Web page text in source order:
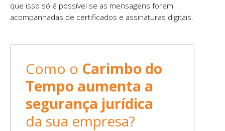
que isso só é possível se as mensagens forem
acompanhadas de certificados e assinaturas digitais.
Como o Carimbo do
Tempo aumenta a
segurança jurídica
da sua empresa?